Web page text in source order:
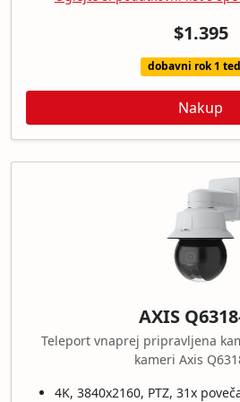
$1.395
dobavni rok 1
Nakup
AXIS
Teleport vnaprej pripravljena
kameri Axis
4K, 3840x2160, PTZ, 31x